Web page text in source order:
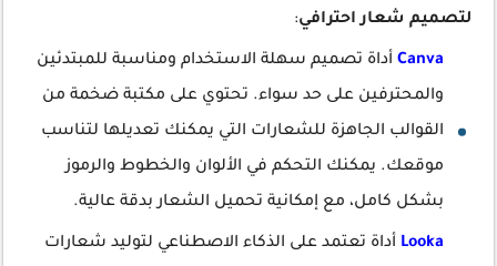
لتصميم شعار احترافي:
Canva أداة تصميم سهلة الاستخدام ومناسبة للمبتدئين
والمحترفين على حد سواء. تحتوي على مكتبة ضخمة من
القوالب الجاهزة للشعارات التي يمكنك تعديلها لتناسب
موقعك. يمكنك التحكم في الألوان والخطوط والرموز
بشكل كامل، مع إمكانية تحميل الشعار بدقة عالية.
Looka أداة تعتمد على الذكاء الاصطناعي لتوليد شعارات